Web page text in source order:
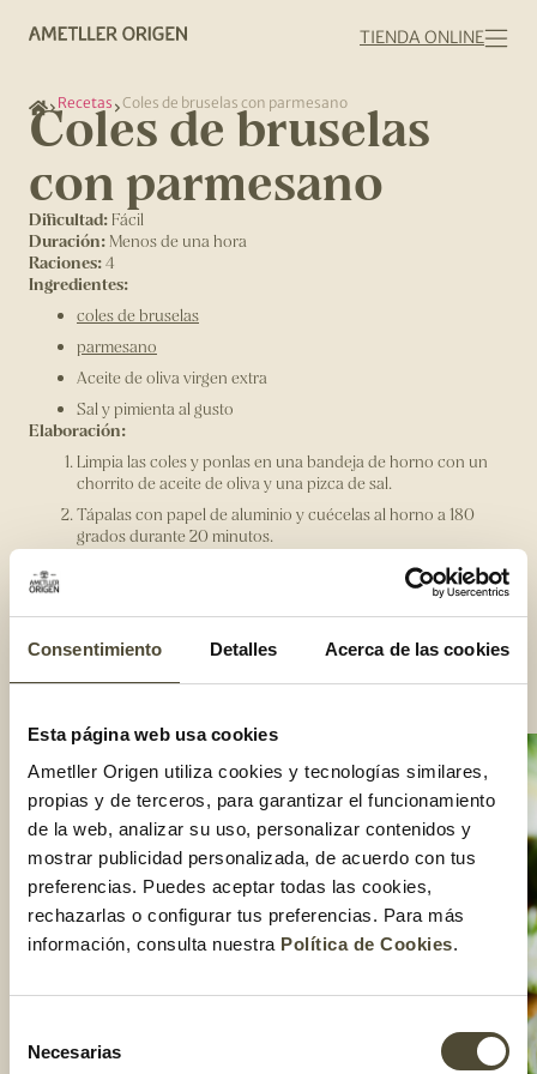
Consentimiento Detalles Acerca de las cookies
Esta página web usa cookies
Ametller Origen utiliza cookies y tecnologías similares,
propias y de terceros, para garantizar el funcionamiento
de la web, analizar su uso, personalizar contenidos y
mostrar publicidad personalizada, de acuerdo con tus
preferencias. Puedes aceptar todas las cookies,
rechazarlas o configurar tus preferencias. Para más
información, consulta nuestra Política de Cookies.
Necesarias
TIENDA ONLINE
Recetas Coles de bruselas con parmesano
Coles de bruselas
con parmesano
Dificultad: Fácil
Duración: Menos de una hora
Raciones:4
Ingredientes:
coles de bruselas
parmesano
Aceite de oliva virgen extra
Sal y pimienta al gusto
Elaboración:
Limpia las coles y ponlas en una bandeja de horno con un
chorrito de aceite de oliva y una pizca de sal.
Tápalas con papel de aluminio y cuécelas al horno a 180
grados durante 20 minutos.
Una vez las coles estén cocidas, córtalas por la mitad y añade
el parmesano por sobre.
Vuélvelo a hornear ahora a 200 grados unos 5 – 10 minutos